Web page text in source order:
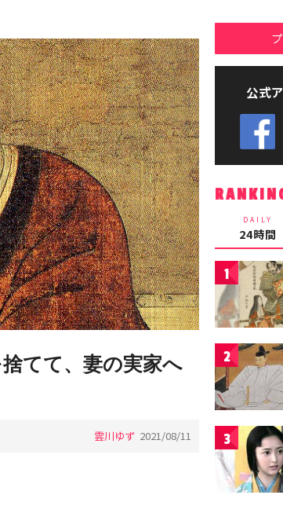
てて、妻の実家へ
雲川ゆず 2021/08/11
公式
DAILY
24時間
1
2
3